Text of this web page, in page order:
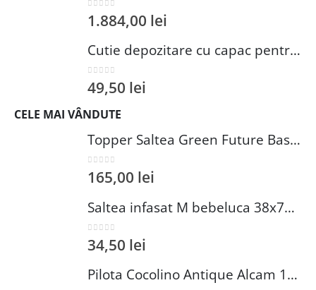
0out of 5
1.884,00 lei
Cutie depozitare cu capac pentru baie corai 25x15 cm elastomer Wenko Brasil
0out of 5
49,50 lei
CELE MAI VÂNDUTE
Topper Saltea Green Future Basic Confort 80x190 cm Spuma Poliuretanica Elastica Husa PES 100%
0out of 5
165,00 lei
Saltea infasat M bebeluca 38x70 cm spuma PVC lavabila pentru confort si siguranta bebelusului
0out of 5
34,50 lei
Pilota Cocolino Antique Alcam 140x200 cm din Microfibra si Fleece pentru Confort Premium